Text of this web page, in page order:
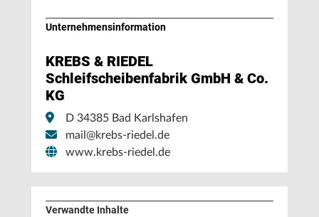
Unternehmens­information
KREBS & RIEDEL
Schleifscheibenfabrik GmbH & Co.
KG
D 34385 Bad Karlshafen
mail@krebs-riedel.de
www.krebs-riedel.de
Verwandte Inhalte